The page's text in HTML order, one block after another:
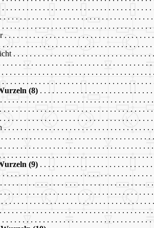
. . . . . . . . . . . . . . . . . . . . . . . . . . . . . . . . . . . .
. . . . . . . . . . . . . . . . . . . . . . . . . . . . . . . . . . .
. . . . . . . . . . . . . . . . . . . . . . . . . . . . . . . . . . . .
. . . . . . . . . . . . . . . . . . . . . . . . . . . . . . . . . . . .
. . . . . . . . . . . . . . . . . . . . . . . . . . . . . . . . . . . .
. . . . . . . . . . . . . . . . . . . . . . . . . . . . . . . . . .
. . . . . . . . . . . . . . . . . . . . . . . . . . . . . . . . . . . .
. . . . . . . . . . . . . . . . . . . . . . . . . . . . . . . . . . .
. . . . . . . . . . . . . . . . . . . . . . . . . . . . . . . . . . . .
(8) . . . . . . . . . . . . . . . . . . . . . . . . . . .
. . . . . . . . . . . . . . . . . . . . . . . . . . . . . . . . . . .
. . . . . . . . . . . . . . . . . . . . . . . . . . . . . . . . . . .
. . . . . . . . . . . . . . . . . . . . . . . . . . . . . . . . . . .
. . . . . . . . . . . . . . . . . . . . . . . . . . . . . . . . . . . .
. . . . . . . . . . . . . . . . . . . . . . . . . . . . . . . . . . . .
. . . . . . . . . . . . . . . . . . . . . . . . . . . . . . . . . . .
. . . . . . . . . . . . . . . . . . . . . . . . . . . . . . . . . . . .
(9) . . . . . . . . . . . . . . . . . . . . . . . . . . .
. . . . . . . . . . . . . . . . . . . . . . . . . . . . . . . . . . . .
. . . . . . . . . . . . . . . . . . . . . . . . . . . . . . . . . . .
. . . . . . . . . . . . . . . . . . . . . . . . . . . . . . . . . . . .
. . . . . . . . . . . . . . . . . . . . . . . . . . . . . . . . . . .
. . . . . . . . . . . . . . . . . . . . . . . . . . . . . . . . . . .
. . . . . . . . . . . . . . . . . . . . . . . . . . . . . . . . . . . .